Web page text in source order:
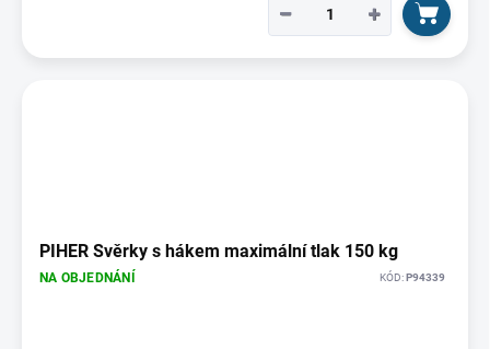
+
−
PIHER Svěrky s hákem maximální tlak 150 kg
NA OBJEDNÁNÍ KÓD:P94339